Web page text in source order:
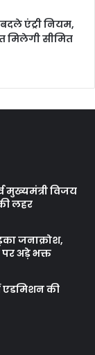
एंट्री नियम,
मिलेगी सीमित
मुख्यमंत्री विजय
लहर
जनाक्रोश,
अड़े भक्त
एडमिशन की